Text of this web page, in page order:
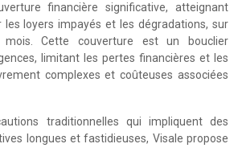
financière significative, atteignant
les loyers impayés et les dégradations, sur
Cette couverture est un bouclier
limitant les pertes financières et les
complexes et coûteuses associées
traditionnelles qui impliquent des
longues et fastidieuses, Visale propose